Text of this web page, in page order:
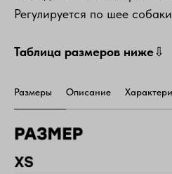
Регулируется по шее
Таблица размеров ниже⇩
Размеры Описание